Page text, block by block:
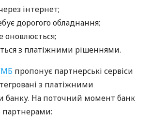
інтернет;
дорогого обладнання;
оновлюється;
з платіжними рішеннями.
пропонує партнерські сервіси
з платіжними
банку. На поточний момент банк
партнерами: